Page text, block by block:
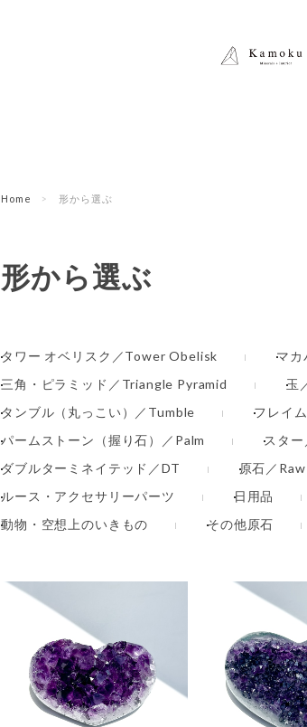
Home 形から選ぶ
形から選ぶ
タワー オベリスク／Tower Obelisk マカ
三角・ピラミッド／Triangle Pyramid
玉
タンブル（丸っこい）／Tumble
フレイ
パームストーン（握り石）／Palm
スタ
ダブルターミネイテッド／DT
原石／Raw
ルース・アクセサリーパーツ
日用品
動物・空想上のいきもの
その他原石